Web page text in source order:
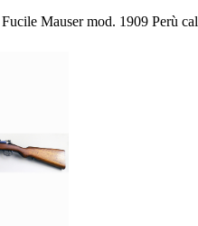
Fucile Mauser mod. 1909 Perù